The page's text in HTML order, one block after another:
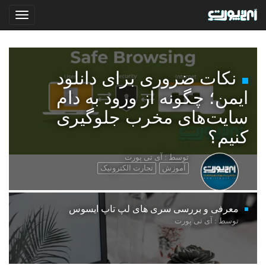
نکات ضروری برای دانلود
ایمن؛ چگونه از ورود به دام
سایت‌های مخرب جلوگیری
کنیم؟
توسط : آی تی پورت
آموزش
تجارت الکترونیک
معرفی و بررسی سری های لپ تاپ ایسوس
توسط : آی تی پورت